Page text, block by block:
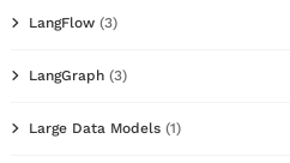
LangFlow (3)
LangGraph (3)
Large Data Models (1)